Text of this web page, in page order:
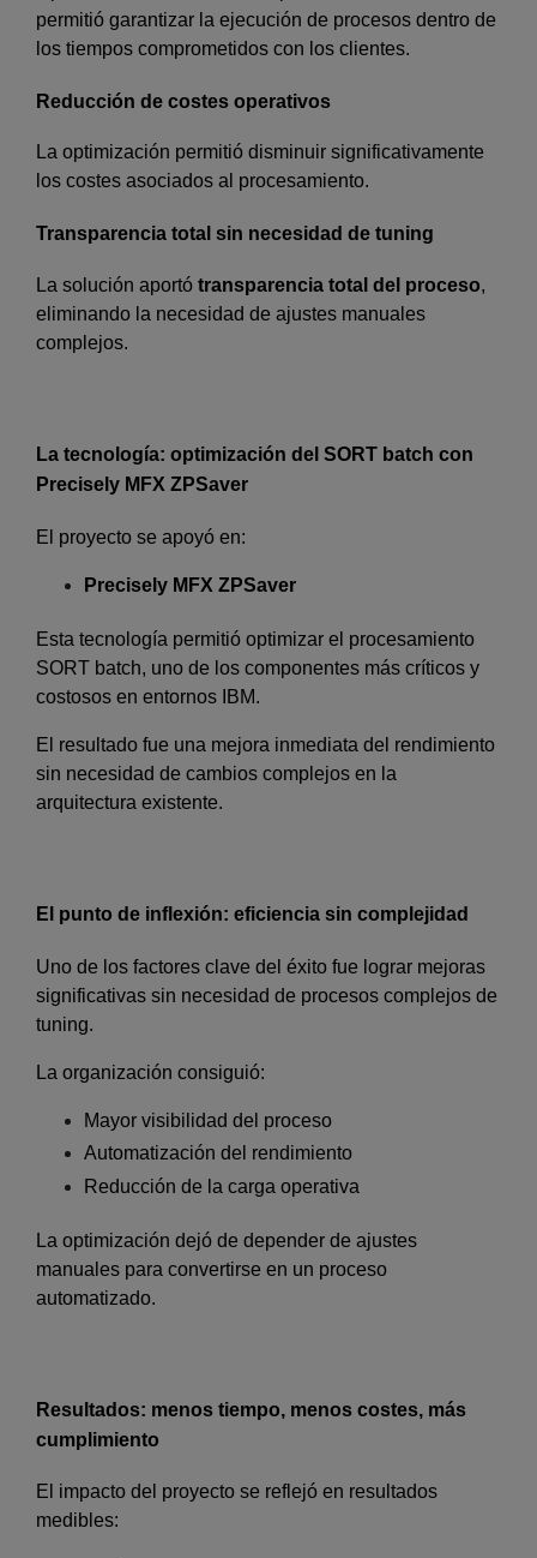
permitió garantizar la ejecución de procesos dentro de
los tiempos comprometidos con los clientes.
Reducción de costes operativos
La optimización permitió disminuir significativamente
los costes asociados al procesamiento.
Transparencia total sin necesidad de tuning
La solución aportó transparencia total del proceso,
eliminando la necesidad de ajustes manuales
complejos.
La tecnología: optimización del SORT batch con
Precisely MFX ZPSaver
El proyecto se apoyó en:
Precisely MFX ZPSaver
Esta tecnología permitió optimizar el procesamiento
SORT batch, uno de los componentes más críticos y
costosos en entornos IBM.
El resultado fue una mejora inmediata del rendimiento
sin necesidad de cambios complejos en la
arquitectura existente.
El punto de inflexión: eficiencia sin complejidad
Uno de los factores clave del éxito fue lograr mejoras
significativas sin necesidad de procesos complejos de
tuning.
La organización consiguió:
Mayor visibilidad del proceso
Automatización del rendimiento
Reducción de la carga operativa
La optimización dejó de depender de ajustes
manuales para convertirse en un proceso
automatizado.
Resultados: menos tiempo, menos costes, más
cumplimiento
El impacto del proyecto se reflejó en resultados
medibles: